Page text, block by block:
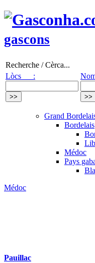
gascons
Recherche / Cèrca...
Lòcs :
Grand
Bordelais
Médoc
Pays
Médoc
Pauillac